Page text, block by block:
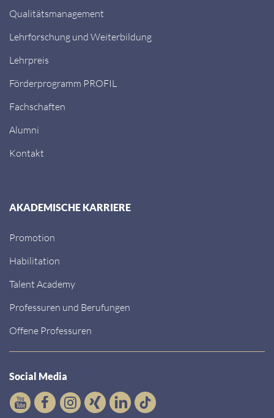
Qualitätsmanagement
Lehrforschung und Weiterbildung
Lehrpreis
Förderprogramm PROFIL
Fachschaften
Alumni
Kontakt
AKADEMISCHE KARRIERE
Promotion
Habilitation
Talent Academy
Professuren und Berufungen
Offene Professuren
Social Media